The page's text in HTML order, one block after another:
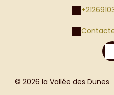
© 2026 la Vallée des Dunes